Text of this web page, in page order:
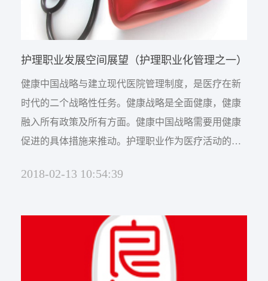
护理职业发展空间展望（护理职业化管理之一）
健康中国战略与建立现代医院管理制度，是医疗在新
时代的二个战略性任务。健康战略是全面健康，健康
融入所有政策及所有方面。健康中国战略需要用健康
促进的具体措施来推动。护理职业作为医疗活动的主
护理职业发展的机遇 一是健康中国战略强调的生命全
首先是护理而不是医疗。生命与护理相伴，健康一生
幸福平安。 二是健康中国战略...
2018-02-13 10:54:39